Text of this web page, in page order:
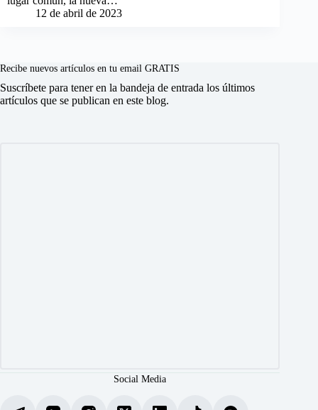
12 de abril de 2023
Recibe nuevos artículos en tu email GRATIS
Suscríbete para tener en la bandeja de entrada los últimos
artículos que se publican en este blog.
Social Media